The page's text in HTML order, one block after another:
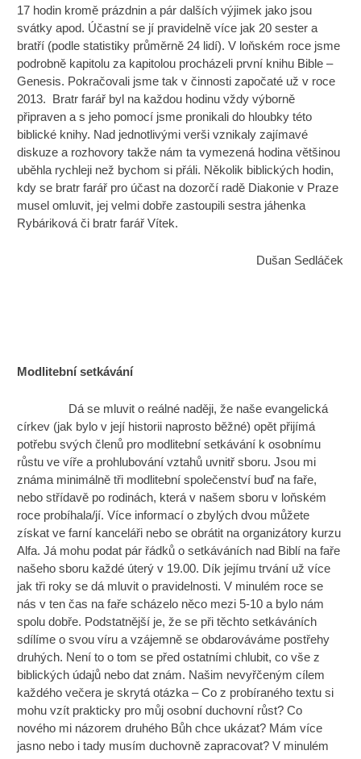
17 hodin kromě prázdnin a pár dalších výjimek jako jsou
svátky apod. Účastní se jí pravidelně více jak 20 sester a
bratří (podle statistiky průměrně 24 lidí). V loňském roce jsme
podrobně kapitolu za kapitolou procházeli první knihu Bible –
Genesis. Pokračovali jsme tak v činnosti započaté už v roce
2013. Bratr farář byl na každou hodinu vždy výborně
připraven a s jeho pomocí jsme pronikali do hloubky této
biblické knihy. Nad jednotlivými verši vznikaly zajímavé
diskuze a rozhovory takže nám ta vymezená hodina většinou
uběhla rychleji než bychom si přáli. Několik biblických hodin,
kdy se bratr farář pro účast na dozorčí radě Diakonie v Praze
musel omluvit, jej velmi dobře zastoupili sestra jáhenka
Rybáriková či bratr farář Vítek.
Dušan Sedláček
Modlitební setkávání
Dá se mluvit o reálné naději, že naše evangelická
církev (jak bylo v její historii naprosto běžné) opět přijímá
potřebu svých členů pro modlitební setkávání k osobnímu
růstu ve víře a prohlubování vztahů uvnitř sboru. Jsou mi
známa minimálně tři modlitební společenství buď na faře,
nebo střídavě po rodinách, která v našem sboru v loňském
roce probíhala/jí. Více informací o zbylých dvou můžete
získat ve farní kanceláři nebo se obrátit na organizátory kurzu
Alfa. Já mohu podat pár řádků o setkáváních nad Biblí na faře
našeho sboru každé úterý v 19.00. Dík jejímu trvání už více
jak tři roky se dá mluvit o pravidelnosti. V minulém roce se
nás v ten čas na faře scházelo něco mezi 5-10 a bylo nám
spolu dobře. Podstatnější je, že se při těchto setkáváních
sdílíme o svou víru a vzájemně se obdarováváme postřehy
druhých. Není to o tom se před ostatními chlubit, co vše z
biblických údajů nebo dat znám. Našim nevyřčeným cílem
každého večera je skrytá otázka – Co z probíraného textu si
mohu vzít prakticky pro můj osobní duchovní růst? Co
nového mi názorem druhého Bůh chce ukázat? Mám více
jasno nebo i tady musím duchovně zapracovat? V minulém